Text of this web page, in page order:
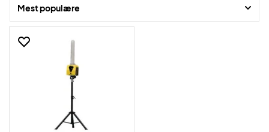
arbejder med grundslag, timing eller præcision, hjælper Trainbot dig
med at udvikle dit spil hurtigere.
Mest populære